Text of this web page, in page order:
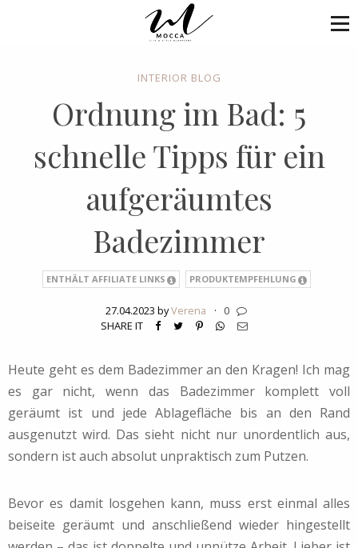
INTERIOR BLOG
Ordnung im Bad: 5
schnelle Tipps für ein
aufgeräumtes
Badezimmer
ENTHÄLT AFFILIATE LINKS PRODUKTEMPFEHLUNG
27.04.2023 byVerena ·
0
SHARE IT
Heute geht es dem Badezimmer an den Kragen! Ich mag
es gar nicht, wenn das Badezimmer komplett voll
geräumt ist und jede Ablagefläche bis an den Rand
ausgenutzt wird. Das sieht nicht nur unordentlich aus,
sondern ist auch absolut unpraktisch zum Putzen.
Bevor es damit losgehen kann, muss erst einmal alles
beiseite geräumt und anschließend wieder hingestellt